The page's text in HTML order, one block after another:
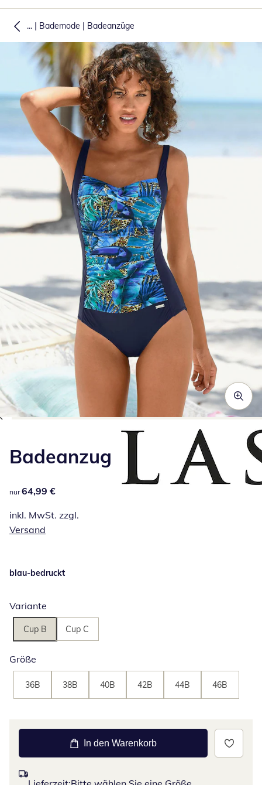
... | Bademode | Badeanzüge
Badeanzug
64,99 €
nur 64,99 €
inkl. MwSt. zzgl.
Versand
blau-bedruckt
Variante
Cup B Cup C
Größe
36B 38B 40B 42B 44B 46B
In den Warenkorb